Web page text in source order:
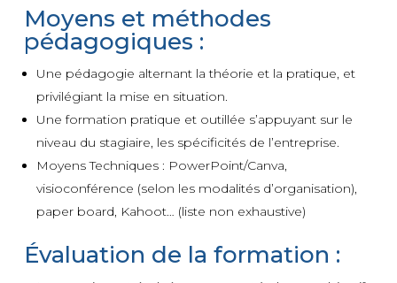
Moyens et méthodes
pédagogiques :
Une pédagogie alternant la théorie et la pratique, et
privilégiant la mise en situation.
Une formation pratique et outillée s’appuyant sur le
niveau du stagiaire, les spécificités de l’entreprise.
Moyens Techniques : PowerPoint/Canva,
visioconférence (selon les modalités d’organisation),
paper board, Kahoot… (liste non exhaustive)
Évaluation de la formation :